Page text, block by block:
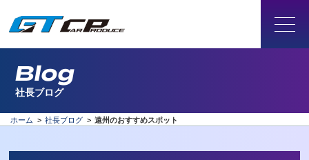
Blog
社長ブログ
ホーム > 社長ブログ > 遠州のおすすめスポット